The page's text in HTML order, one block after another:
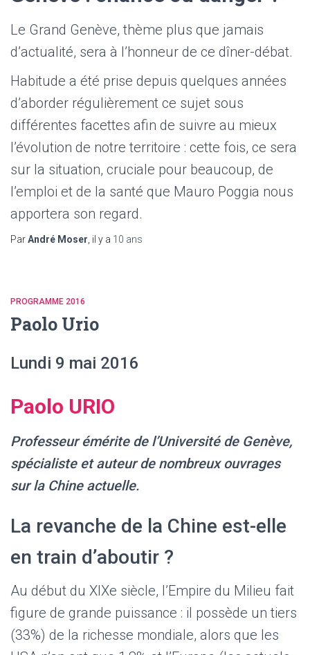
Le Grand Genève, thème plus que jamais
d’actualité, sera à l’honneur de ce dîner-débat.
Habitude a été prise depuis quelques années
d’aborder régulièrement ce sujet sous
différentes facettes afin de suivre au mieux
l’évolution de notre territoire : cette fois, ce sera
sur la situation, cruciale pour beaucoup, de
l’emploi et de la santé que Mauro Poggia nous
apportera son regard.
ParAndré Moser , il y a 10 ans
PROGRAMME 2016
Paolo Urio
Lundi 9 mai 2016
Paolo URIO
Professeur émérite de l’Université de Genève,
spécialiste et auteur de nombreux ouvrages
sur la Chine actuelle.
La revanche de la Chine est-elle
en train d’aboutir ?
Au début du XIXe siècle, l’Empire du Milieu fait
figure de grande puissance : il possède un tiers
(33%) de la richesse mondiale, alors que les